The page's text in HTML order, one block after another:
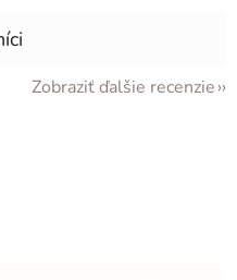
Zobraziť ďalšie recenzie